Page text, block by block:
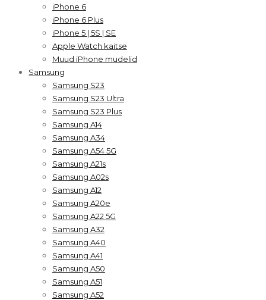
iPhone 6
iPhone 6 Plus
iPhone 5 | 5S | SE
Apple Watch kaitse
Muud iPhone mudelid
Samsung
Samsung S23
Samsung S23 Ultra
Samsung S23 Plus
Samsung A14
Samsung A34
Samsung A54 5G
Samsung A21s
Samsung A02s
Samsung A12
Samsung A20e
Samsung A22 5G
Samsung A32
Samsung A40
Samsung A41
Samsung A50
Samsung A51
Samsung A52